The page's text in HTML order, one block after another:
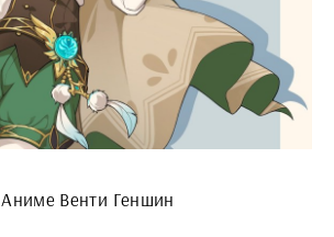
Аниме Венти Геншин